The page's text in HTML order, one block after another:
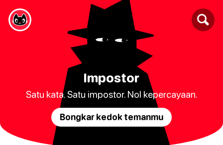
Impostor
Satu kata. Satu impostor. Nol kepercayaan.
Bongkar kedok temanmu